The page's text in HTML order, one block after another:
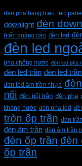
den pha bang hieu led panel
downlight đèn
biển quảng cáo đèn led
đèn led
pha chống nước đèn led pha
đèn led trần đèn led
đèn led âm trần nhựa
nổi đèn nổi trần đèn pha
kháng nước đèn pha led
tròn ốp trần đèn
đèn âm trần đèn âm trần
đèn ốp trần đèn
ốp trần